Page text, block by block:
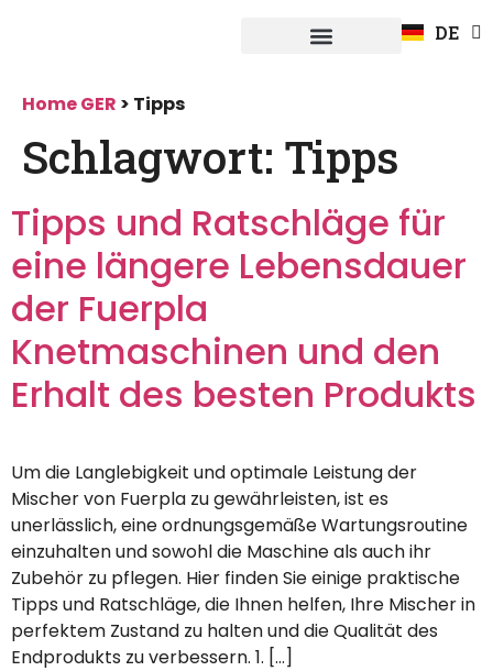
DE
FR
Home GER > Tipps
Schlagwort: Tipps
Tipps und Ratschläge für
eine längere Lebensdauer
der Fuerpla
Knetmaschinen und den
Erhalt des besten Produkts
Um die Langlebigkeit und optimale Leistung der
Mischer von Fuerpla zu gewährleisten, ist es
unerlässlich, eine ordnungsgemäße Wartungsroutine
einzuhalten und sowohl die Maschine als auch ihr
Zubehör zu pflegen. Hier finden Sie einige praktische
Tipps und Ratschläge, die Ihnen helfen, Ihre Mischer in
perfektem Zustand zu halten und die Qualität des
Endprodukts zu verbessern. 1. […]